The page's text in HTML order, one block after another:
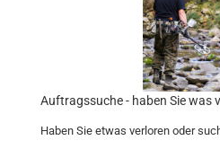
Auftragssuche - haben Sie was
Haben Sie etwas verloren oder